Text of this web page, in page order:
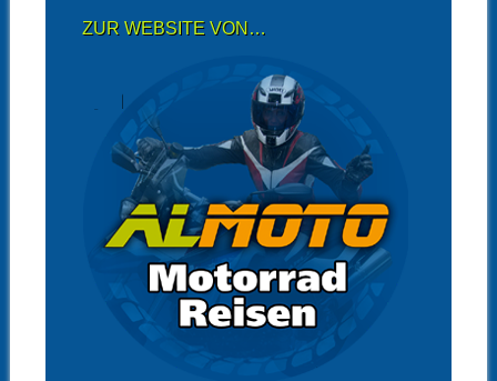
ZUR WEBSITE VON…